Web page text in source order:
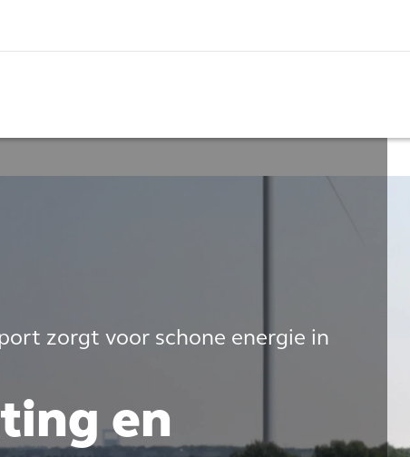
zorgt voor schone energie in
en